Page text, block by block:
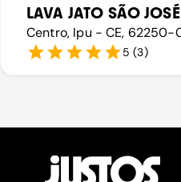
LAVA JATO SÃO JOSÉ
Centro, Ipu - CE, 62250-
5 (3)